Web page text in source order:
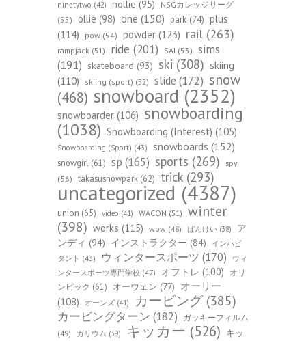
ninetytwo (42) nollie (95)
NSGカレッジリーグ
(55)
ollie (98) one (150) park (74) plus
(114)
pow (54) powder (123) rail (263)
rampjack (51) ride (201) SAJ (53) sims
(191) skateboard (93) ski (308) skiing
(110)
skiing (sport) (52) slide (172) snow
(468) snowboard (2352)
snowboarder (106) snowboarding
(1038) Snowboarding (Interest) (105)
Snowboarding (Sport) (43) snowboards (152)
snowgirl (61) sp (165) sports (269)
spy
(56) takasusnowpark (62) trick (293)
uncategorized (4387)
union (65) video (41) WACON (51) winter
(398) works (115) wow (48) ばんけい (38)
ア
ンディ (94) インストラクター (84)
インハビ
タント (43) ウィンタースポーツ (170)
ウィ
ンタースポーツ専門学校 (47) オフトレ (100)
オリ
ンピック (61) オーウェン (77) オーリー
(108)
オーンズ (41) カービング (385)
カービングターン (182)
ガッキーフィルム
(49)
ガリウム (39) キッカー (526) キッ